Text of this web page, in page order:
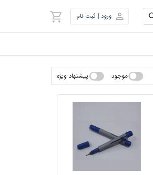
ورود | ثبت نام
موجود پیشنهاد ویژه